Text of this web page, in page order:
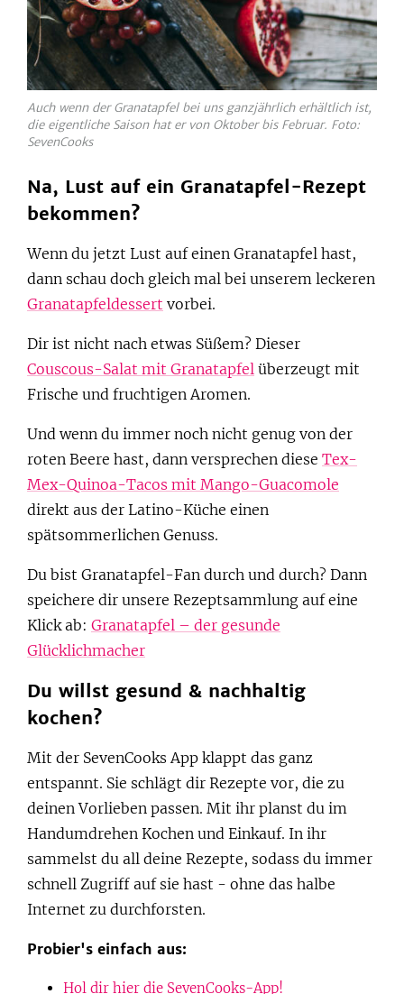
Auch wenn der Granatapfel bei uns ganzjährlich erhältlich ist,
die eigentliche Saison hat er von Oktober bis Februar. Foto:
SevenCooks
Na, Lust auf ein Granatapfel-Rezept
bekommen?
Wenn du jetzt Lust auf einen Granatapfel hast,
dann schau doch gleich mal bei unserem leckeren
Granatapfeldessert vorbei.
Dir ist nicht nach etwas Süßem? Dieser
Couscous-Salat mit Granatapfel überzeugt mit
Frische und fruchtigen Aromen.
Und wenn du immer noch nicht genug von der
roten Beere hast, dann versprechen diese Tex-
Mex-Quinoa-Tacos mit Mango-Guacomole
direkt aus der Latino-Küche einen
spätsommerlichen Genuss.
Du bist Granatapfel-Fan durch und durch? Dann
speichere dir unsere Rezeptsammlung auf eine
Klick ab: Granatapfel – der gesunde
Glücklichmacher
Du willst gesund & nachhaltig
kochen?
Mit der SevenCooks App klappt das ganz
entspannt. Sie schlägt dir Rezepte vor, die zu
deinen Vorlieben passen. Mit ihr planst du im
Handumdrehen Kochen und Einkauf. In ihr
sammelst du all deine Rezepte, sodass du immer
schnell Zugriff auf sie hast - ohne das halbe
Internet zu durchforsten.
Probier's einfach aus:
Hol dir hier die SevenCooks-App!